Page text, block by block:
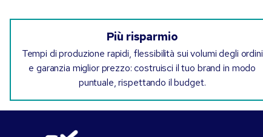
Più risparmio
Tempi di produzione rapidi, flessibilità sui volumi degli ordini
e garanzia miglior prezzo: costruisci il tuo brand in modo
puntuale, rispettando il budget.